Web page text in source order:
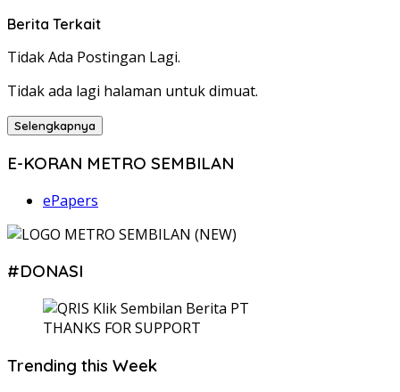
Berita Terkait
Tidak Ada Postingan Lagi.
Tidak ada lagi halaman untuk dimuat.
Selengkapnya
E-KORAN METRO SEMBILAN
ePapers
#DONASI
THANKS FOR SUPPORT
Trending this Week